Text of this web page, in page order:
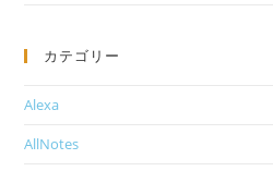
カテゴリー
Alexa
AllNotes